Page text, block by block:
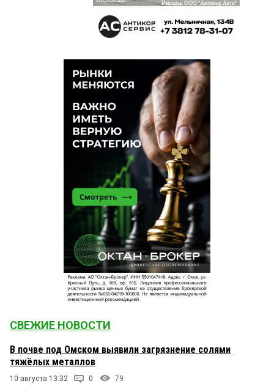
СВЕЖИЕ НОВОСТИ
В почве под Омском выявили загрязнение солями
тяжёлых металлов
10 августа 13:32 0 79